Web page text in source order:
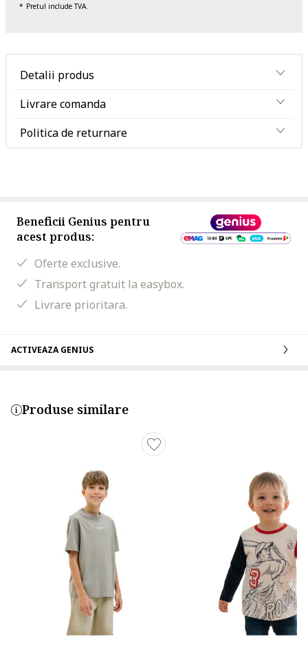
Pretul include TVA.
Detalii produs
Livrare comanda
Politica de returnare
Beneficii Genius pentru
acest produs:
Oferte exclusive.
Transport gratuit la easybox.
Livrare prioritara.
ACTIVEAZA GENIUS
Produse similare